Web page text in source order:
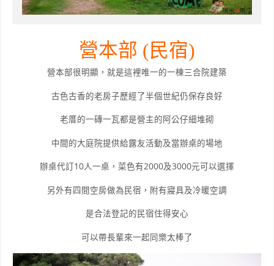
營本部 (民宿)
營本部很明顯，就是這裡唯一的一棟三合院建築
古色古香的老房子歷經了半個世紀仍保存良好
老厝的一磚一瓦都是營主的阿公仔細堆砌
中間的大庭院提供給露友活動及當辦桌的場地
辦桌代訂10人一桌，菜色有2000及3000元可以選擇
另外有四間空房做為民宿，附有寢具及冷暖空調
是合法登記的民宿住得安心
可以帶長輩來一起同樂太棒了